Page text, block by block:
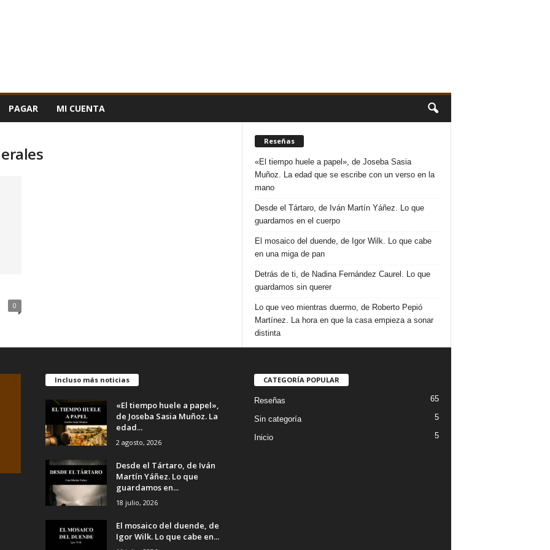
PAGAR MI CUENTA
0
Reseñas
«El tiempo huele a papel», de Joseba Sasia
Muñoz. La edad que se escribe con un verso en la
mano
Desde el Tártaro, de Iván Martín Yáñez. Lo que
guardamos en el cuerpo
El mosaico del duende, de Igor Wilk. Lo que cabe
en una miga de pan
Detrás de ti, de Nadina Fernández Caurel. Lo que
guardamos sin querer
Lo que veo mientras duermo, de Roberto Pepió
Martínez. La hora en que la casa empieza a sonar
distinta
Incluso más noticias
«El tiempo huele a papel»,
de Joseba Sasia Muñoz. La
edad...
2 agosto, 2026
Desde el Tártaro, de Iván
Martín Yáñez. Lo que
guardamos en...
18 julio, 2026
El mosaico del duende, de
Igor Wilk. Lo que cabe en...
CATEGORÍA POPULAR
Reseñas 65
Sin categoría 5
Inicio 5